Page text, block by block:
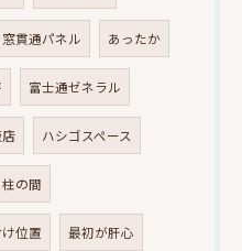
窓貫通パネル あったか
富士通ゼネラル
ハシゴスペース
柱の間
位置 最初が肝心